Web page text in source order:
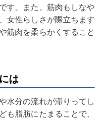
す。また、筋肉もしなや
女性らしさが際立ちます
筋肉を柔らかくすること
は
水分の流れが滞りってし
も脂肪にたまることで、